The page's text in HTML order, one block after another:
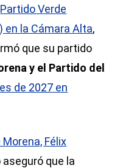
Partido Verde
en la Cámara Alta,
que su partido
y el Partido del
de 2027 en
Félix
aseguró que la